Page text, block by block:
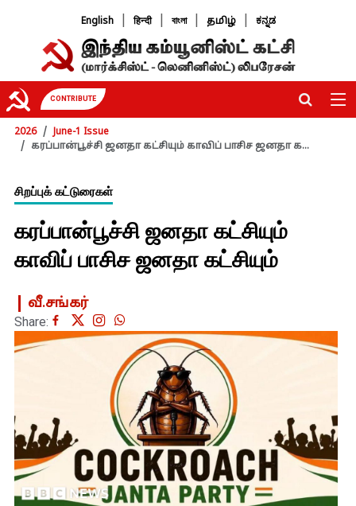
English हिन्दी বাংলা தமிழ் ಕನ್ನಡ
CONTRIBUTE
2026
June-1 Issue
கரப்பான்பூச்சி ஜனதா கட்சியும் காவிப் பாசிச ஜனதா க...
சிறப்புக் கட்டுரைகள்
கரப்பான்பூச்சி ஜனதா கட்சியும்
காவிப் பாசிச ஜனதா கட்சியும்
வீ.சங்கர்
Share: